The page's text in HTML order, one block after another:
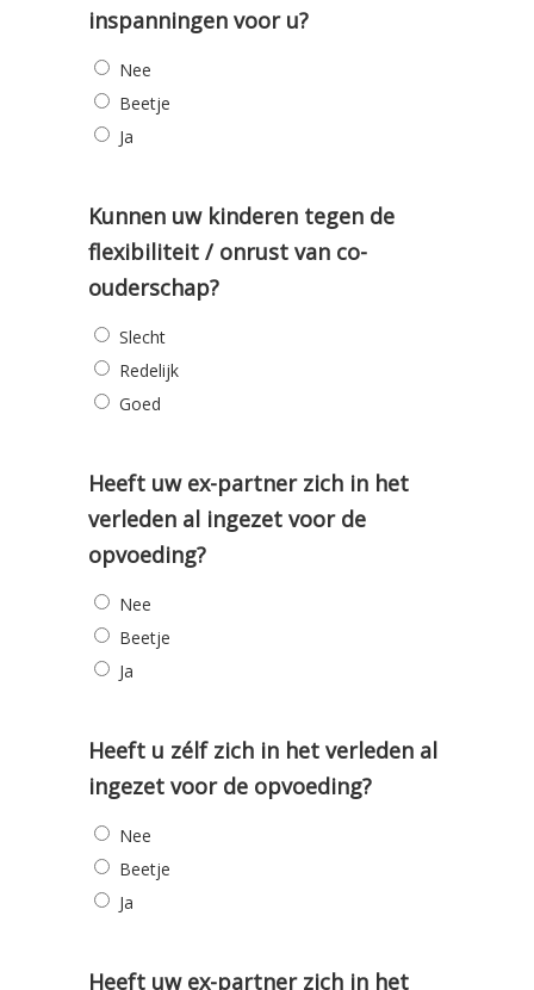
inspanningen voor u?
Nee
Beetje
Ja
Kunnen uw kinderen tegen de
flexibiliteit / onrust van co-
ouderschap?
Slecht
Redelijk
Goed
Heeft uw ex-partner zich in het
verleden al ingezet voor de
opvoeding?
Nee
Beetje
Ja
Heeft u zélf zich in het verleden al
ingezet voor de opvoeding?
Nee
Beetje
Ja
Heeft uw ex-partner zich in het